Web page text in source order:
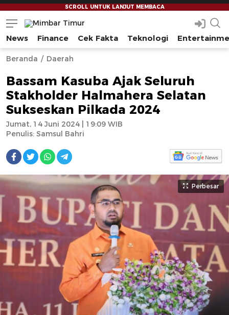
Mimbar Timur
Media Berjaringan Indonesia Timur
News Finance Cek Fakta Teknologi
Beranda Daerah
Bassam Kasuba Ajak Seluruh
Stakholder Halmahera Selatan
Sukseskan Pilkada 2024
Penulis: Samsul Bahri
Jumat, 14 Juni 2024 | 19:09 WIB
Perbesar
--
--